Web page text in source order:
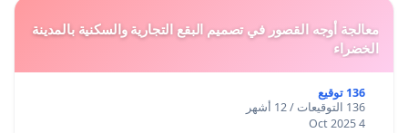
معالجة أوجه القصور في تصميم البقع التجارية والسكنية بالمدينة
الخضراء
136 توقيع
136 التوقيعات / 12 أشهر
4 Oct 2025